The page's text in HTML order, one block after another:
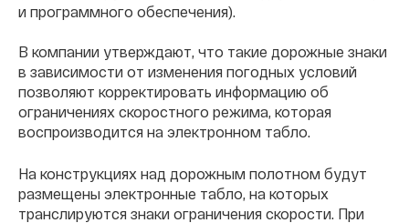
и программного обеспечения).
В компании утверждают, что такие дорожные знаки
в зависимости от изменения погодных условий
позволяют корректировать информацию об
ограничениях скоростного режима, которая
воспроизводится на электронном табло.
На конструкциях над дорожным полотном будут
размещены электронные табло, на которых
транслируются знаки ограничения скорости. При